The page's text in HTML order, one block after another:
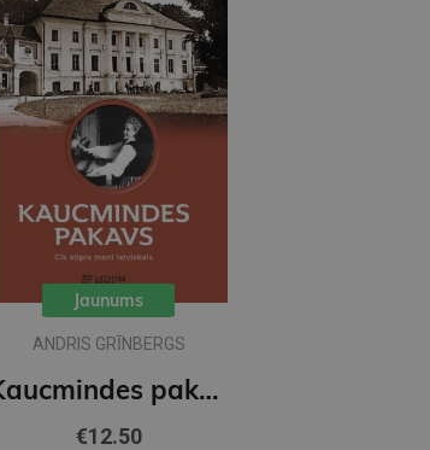
Jaunums
ANDRIS GRĪNBERGS
Kaucmindes pakavs
€12.50